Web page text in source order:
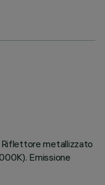
Riflettore metallizzato
Emissione